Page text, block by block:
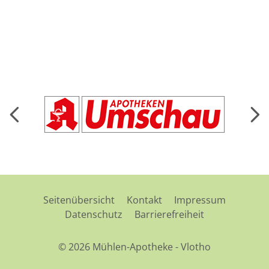
Seitenübersicht Kontakt
Impressum
Datenschutz
Barrierefreiheit
© 2026 Mühlen-Apotheke - Vlotho